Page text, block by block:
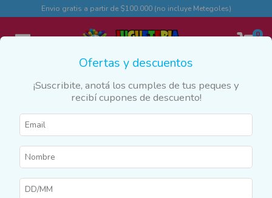
Envio gratis a partir de $100.000 (no incluye Metegoles)
0
Pelotas
Filtrar
Ofertas y descuentos
¡Suscribite, anotá los cumples de tus peques y
recibí cupones de descuento!